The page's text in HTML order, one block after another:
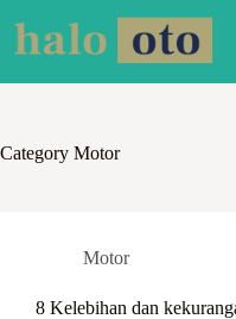
content
Category Motor
Motor
8 Kelebihan dan